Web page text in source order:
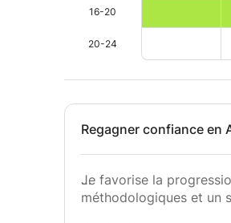
16-20
20-24
Regagner confiance en
Je favorise la
méthodologiques et un